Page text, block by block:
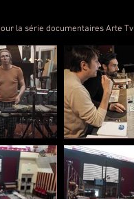
la série documentaires Arte Tv